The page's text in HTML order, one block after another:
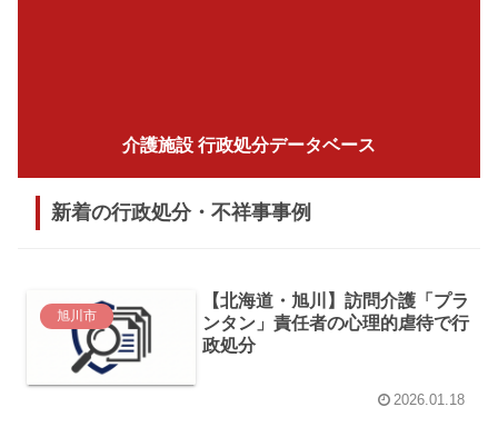
介護施設 行政処分データベース
新着の行政処分・不祥事事例
旭川市
【北海道・旭川】訪問介護「プラ
ンタン」責任者の心理的虐待で行
政処分
2026.01.18